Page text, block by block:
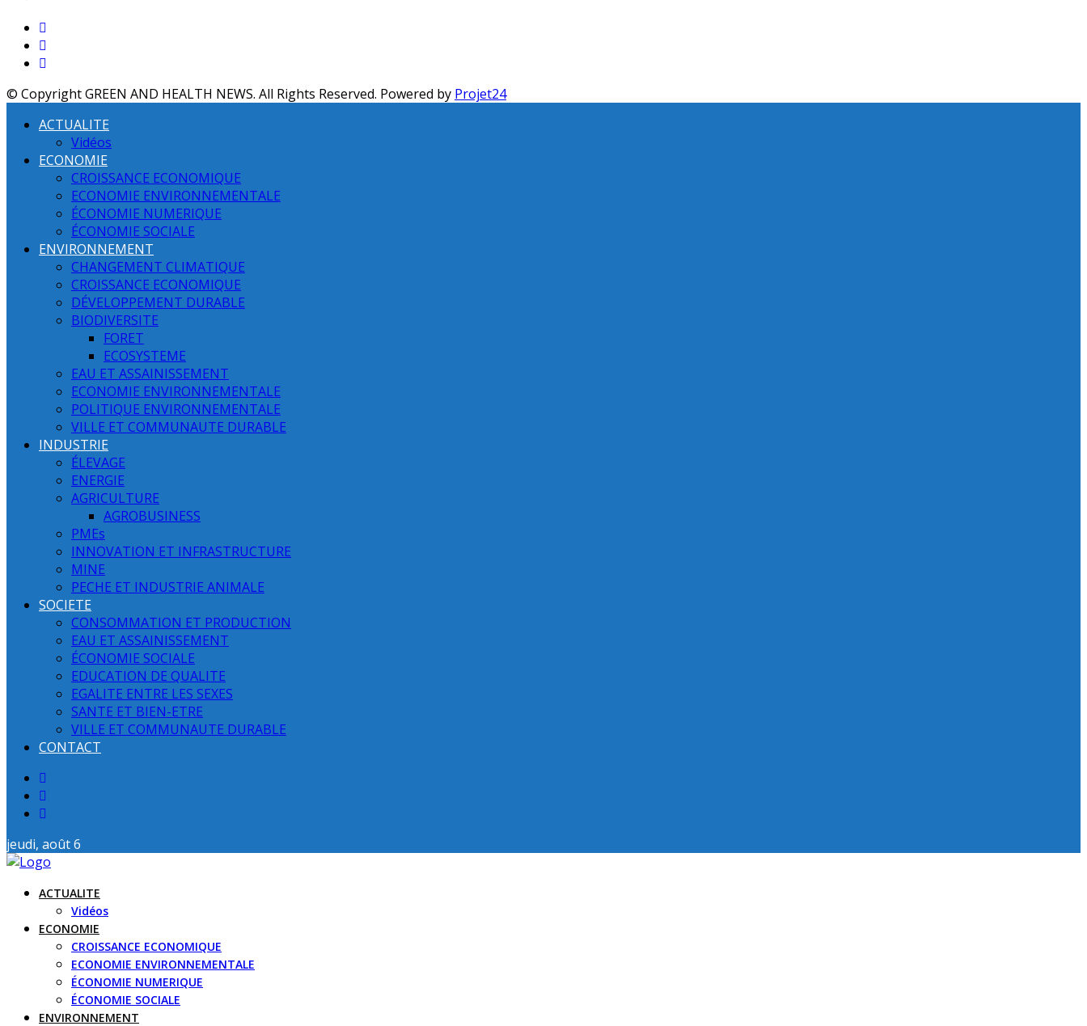
© Copyright GREEN AND HEALTH NEWS. All Rights Reserved. Powered by Projet24
ACTUALITE
Vidéos
ECONOMIE
CROISSANCE ECONOMIQUE
ECONOMIE ENVIRONNEMENTALE
ÉCONOMIE NUMERIQUE
ÉCONOMIE SOCIALE
ENVIRONNEMENT
CHANGEMENT CLIMATIQUE
CROISSANCE ECONOMIQUE
DÉVELOPPEMENT DURABLE
BIODIVERSITE
FORET
ECOSYSTEME
EAU ET ASSAINISSEMENT
ECONOMIE ENVIRONNEMENTALE
POLITIQUE ENVIRONNEMENTALE
VILLE ET COMMUNAUTE DURABLE
INDUSTRIE
ÉLEVAGE
ENERGIE
AGRICULTURE
AGROBUSINESS
PMEs
INNOVATION ET INFRASTRUCTURE
MINE
PECHE ET INDUSTRIE ANIMALE
SOCIETE
CONSOMMATION ET PRODUCTION
EAU ET ASSAINISSEMENT
ÉCONOMIE SOCIALE
EDUCATION DE QUALITE
EGALITE ENTRE LES SEXES
SANTE ET BIEN-ETRE
VILLE ET COMMUNAUTE DURABLE
CONTACT
jeudi, août 6
ACTUALITE
Vidéos
ECONOMIE
CROISSANCE ECONOMIQUE
ECONOMIE ENVIRONNEMENTALE
ÉCONOMIE NUMERIQUE
ÉCONOMIE SOCIALE
ENVIRONNEMENT